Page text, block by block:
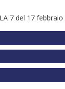
7 del 17 febbraio